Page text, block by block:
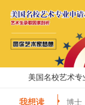
美国名校艺术专
我想读 博士